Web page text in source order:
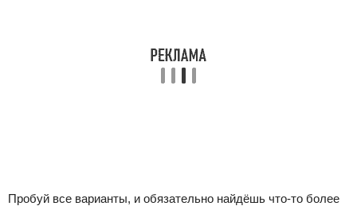
Пробуй все варианты, и обязательно найдёшь что-то более